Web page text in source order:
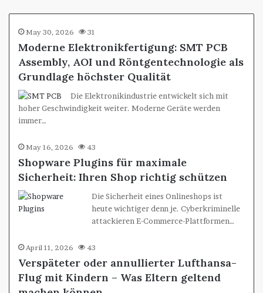
May 30, 2026 31
Moderne Elektronikfertigung: SMT PCB
Assembly, AOI und Röntgentechnologie als
Grundlage höchster Qualität
Die Elektronikindustrie entwickelt sich mit
hoher Geschwindigkeit weiter. Moderne Geräte werden
immer…
May 16, 2026 43
Shopware Plugins für maximale
Sicherheit: Ihren Shop richtig schützen
Die Sicherheit eines Onlineshops ist
heute wichtiger denn je. Cyberkriminelle
attackieren E-Commerce-Plattformen…
April 11, 2026 43
Verspäteter oder annullierter Lufthansa-
Flug mit Kindern – Was Eltern geltend